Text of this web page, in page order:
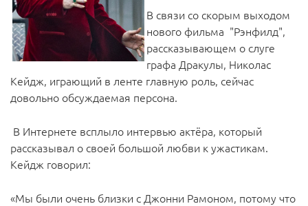
В связи со скорым выходом
нового фильма "Рэнфилд",
рассказывающем о слуге
графа Дракулы, Николас
Кейдж, играющий в ленте главную роль, сейчас
довольно обсуждаемая персона.
В Интернете всплыло интервью актёра, который
рассказывал о своей большой любви к ужастикам.
Кейдж говорил:
«Мы были очень близки с Джонни Рамоном, потому что